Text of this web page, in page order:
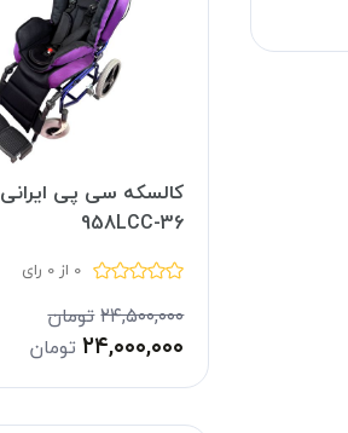
کالسکه سی پی ایرانی
958LCC-36
0 از 0 رای
۲۴,۵۰۰,۰۰۰تومان
۲۴,۰۰۰,۰۰۰ تومان